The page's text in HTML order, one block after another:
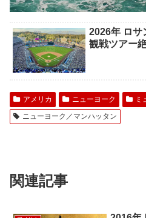
2026年 ロサ
観戦ツアー
アメリカ ニューヨーク
ミ
ニューヨーク／マンハッタン
関連記事